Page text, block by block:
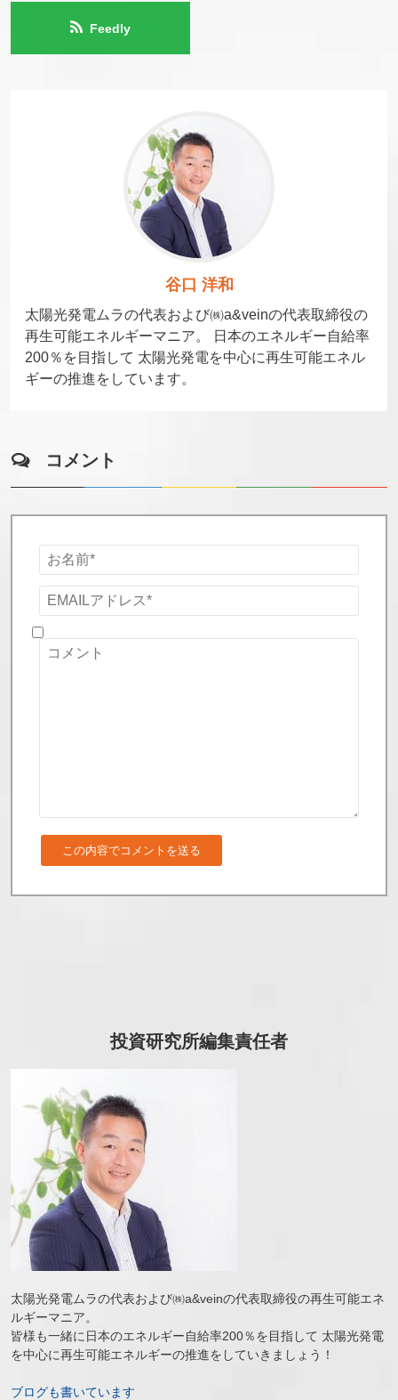
Feedly
谷口 洋和
太陽光発電ムラの代表および㈱a&veinの代表取締役の
再生可能エネルギーマニア。 日本のエネルギー自給率
200％を目指して 太陽光発電を中心に再生可能エネル
ギーの推進をしています。
コメント
投資研究所編集責任者
太陽光発電ムラの代表および㈱a&veinの代表取締役の再生可能エネ
ルギーマニア。
皆様も一緒に日本のエネルギー自給率200％を目指して 太陽光発電
を中心に再生可能エネルギーの推進をしていきましょう！
ブログも書いています